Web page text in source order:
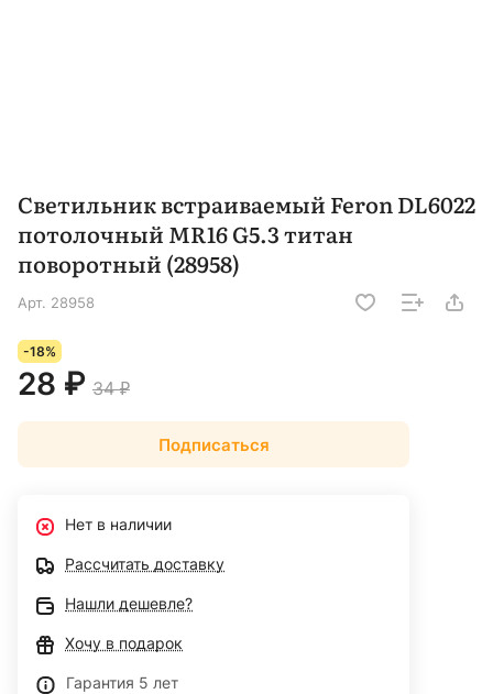
Светильник встраиваемый Feron DL6022
потолочный MR16 G5.3 титан
поворотный (28958)
Арт. 28958
-18%
28 ₽ 34 ₽
Подписаться
Нет в наличии
Рассчитать доставку
Нашли дешевле?
Хочу в подарок
Гарантия 5 лет